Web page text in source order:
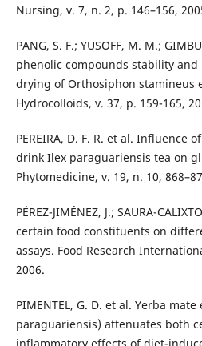
Nursing, v. 7, n. 2, p. 146–156,
PANG, S. F.; YUSOFF, M. M.;
phenolic compounds stability
drying of Orthosiphon stamineus
Hydrocolloids, v. 37, p. 159-165,
PEREIRA, D. F. R. et al. Influence
drink Ilex paraguariensis tea on
Phytomedicine, v. 19, n. 10,
PÉREZ-JIMÉNEZ, J.; SAURA-
certain food constituents on
assays. Food Research
2006.
PIMENTEL, G. D. et al. Yerba
paraguariensis) attenuates both
inflammatory effects of diet-